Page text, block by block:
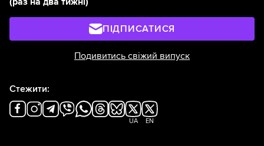
ПІДПИСАТИСЯ
Подивитись свіжий випуск
Стежити:
UA EN